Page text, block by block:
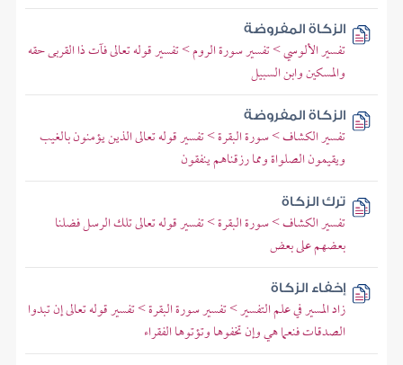
الزكاة المفروضة
تفسير الألوسي > تفسير سورة الروم > تفسير قوله تعالى فآت ذا القربى حقه
والمسكين وابن السبيل
الزكاة المفروضة
تفسير الكشاف > سورة البقرة > تفسير قوله تعالى الذين يؤمنون بالغيب
ويقيمون الصلواة ومما رزقناهم ينفقون
ترك الزكاة
تفسير الكشاف > سورة البقرة > تفسير قوله تعالى تلك الرسل فضلنا
بعضهم على بعض
إخفاء الزكاة
زاد المسير في علم التفسير > تفسير سورة البقرة > تفسير قوله تعالى إن تبدوا
الصدقات فنعما هي وإن تخفوها وتؤتوها الفقراء